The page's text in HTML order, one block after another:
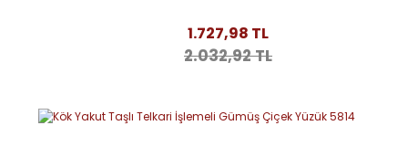
1.727,98 TL
2.032,92 TL